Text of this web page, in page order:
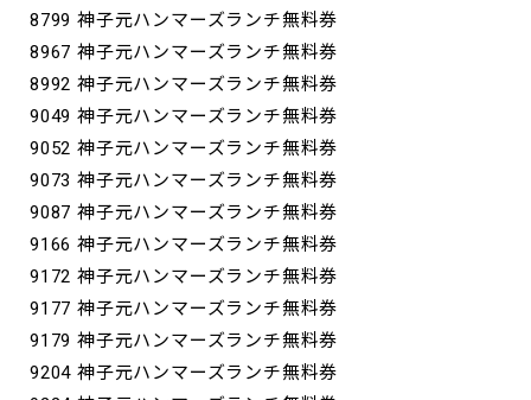
8799 神子元ハンマーズランチ無料券
8967 神子元ハンマーズランチ無料券
8992 神子元ハンマーズランチ無料券
9049 神子元ハンマーズランチ無料券
9052 神子元ハンマーズランチ無料券
9073 神子元ハンマーズランチ無料券
9087 神子元ハンマーズランチ無料券
9166 神子元ハンマーズランチ無料券
9172 神子元ハンマーズランチ無料券
9177 神子元ハンマーズランチ無料券
9179 神子元ハンマーズランチ無料券
9204 神子元ハンマーズランチ無料券